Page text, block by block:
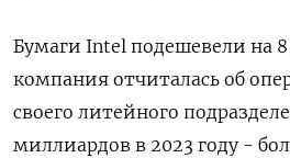
Бумаги Intel подешевели на
компания отчиталась об
своего литейного
миллиардов в 2023 году -